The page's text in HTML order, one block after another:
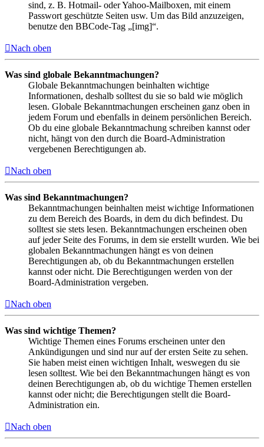
sind, z. B. Hotmail- oder Yahoo-Mailboxen, mit einem
Passwort geschützte Seiten usw. Um das Bild anzuzeigen,
benutze den BBCode-Tag „[img]“.
Nach oben
Was sind globale Bekanntmachungen?
Globale Bekanntmachungen beinhalten wichtige
Informationen, deshalb solltest du sie so bald wie möglich
lesen. Globale Bekanntmachungen erscheinen ganz oben in
jedem Forum und ebenfalls in deinem persönlichen Bereich.
Ob du eine globale Bekanntmachung schreiben kannst oder
nicht, hängt von den durch die Board-Administration
vergebenen Berechtigungen ab.
Nach oben
Was sind Bekanntmachungen?
Bekanntmachungen beinhalten meist wichtige Informationen
zu dem Bereich des Boards, in dem du dich befindest. Du
solltest sie stets lesen. Bekanntmachungen erscheinen oben
auf jeder Seite des Forums, in dem sie erstellt wurden. Wie bei
globalen Bekanntmachungen hängt es von deinen
Berechtigungen ab, ob du Bekanntmachungen erstellen
kannst oder nicht. Die Berechtigungen werden von der
Board-Administration vergeben.
Nach oben
Was sind wichtige Themen?
Wichtige Themen eines Forums erscheinen unter den
Ankündigungen und sind nur auf der ersten Seite zu sehen.
Sie haben meist einen wichtigen Inhalt, weswegen du sie
lesen solltest. Wie bei den Bekanntmachungen hängt es von
deinen Berechtigungen ab, ob du wichtige Themen erstellen
kannst oder nicht; die Berechtigungen stellt die Board-
Administration ein.
Nach oben